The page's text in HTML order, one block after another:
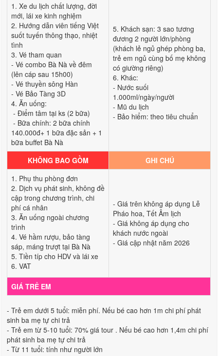
1. Xe du lịch chất lượng, đời
mới, lái xe kinh nghiệm
2. Hướng dẫn viên tiếng Việt
suốt tuyến thông thạo, nhiệt
tình
3. Vé tham quan
- Vé combo Bà Nà về đêm
(lên cáp sau 15h00)
- Vé thuyền sông Hàn
- Vé Bảo Tàng 3D
4. Ăn uống:
- Điểm tâm tại ks (2 bữa)
- Bữa chính: 2 bữa chính
140.000đ+ 1 bữa đặc sản + 1
bữa buffet Bà Nà
5. Khách sạn: 3 sao tương
đương 2 người lớn/phòng
(khách lẻ ngủ ghép phòng ba,
trẻ em ngủ cùng bố mẹ không
có giường riêng)
6. Khác:
- Nước suối
1.000ml/ngày/người
- Mũ du lịch
- Bảo hiểm: theo tiêu chuẩn
KHÔNG BAO GỒM
GHI CHÚ
1. Phụ thu phòng đơn
2. Dịch vụ phát sinh, không đề
cập trong chương trình, chi
phí cá nhân
3. Ăn uống ngoài chương
trình
4. Vé hầm rượu, bảo tàng
sáp, máng trượt tại Bà Nà
5. Tiền típ cho HDV và lái xe
6. VAT
- Giá trên không áp dụng Lễ
Pháo hoa, Tết Âm lịch
- Giá không áp dụng cho
khách nước ngoài
- Giá cập nhật năm 2026
GIÁ TRẺ EM
- Trẻ em dưới 5 tuổi: miễn phí. Nếu bé cao hơn 1m chi phí phát
sinh ba mẹ tự chi trả
- Trẻ em từ 5-10 tuổi: 70% giá tour . Nếu bé cao hơn 1,4m chi phí
phát sinh ba mẹ tự chi trả
- Từ 11 tuổi: tính như người lớn